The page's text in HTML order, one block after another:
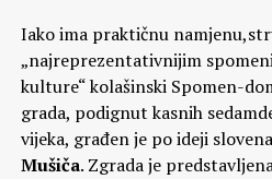
Iako ima praktičnu
„najreprezentativnijim
kulture“ kolašinski Spomen-
grada, podignut kasnih
vijeka, građen je po ideji
Mušiča. Zgrada je